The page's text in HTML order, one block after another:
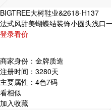
BIGTREE大树鞋业&2618-H137
法式风甜美蝴蝶结装饰小圆头浅口
登录看价
商家身份： 金牌质造
注册时间： 3280天
主要属性： 4色7码
看相似
加入收藏